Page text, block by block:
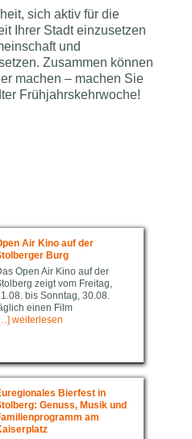
sich aktiv für die
Ihrer Stadt einzusetzen
und
Zusammen können
machen – machen Sie
Frühjahrskehrwoche!
Air Kino auf der
Burg
Open Air Kino auf der
zeigt vom Freitag,
bis Sonntag, 30.08.
einen Film
weiterlesen
Bierfest in
Genuss, Musik und
am